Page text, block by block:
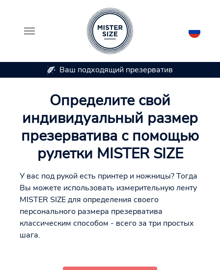
Ваш подходящий презерватив
Определите свой
индивидуальный размер
презерватива с помощью
рулетки MISTER SIZE
У вас под рукой есть принтер и ножницы? Тогда
Вы можете использовать измерительную ленту
MISTER SIZE для определения своего
персонального размера презерватива
классическим способом - всего за три простых
шага.